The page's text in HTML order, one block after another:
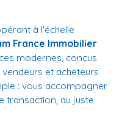
à l'échelle
France Immobilier
modernes, conçus
et acheteurs
: vous accompagner
transaction, au juste